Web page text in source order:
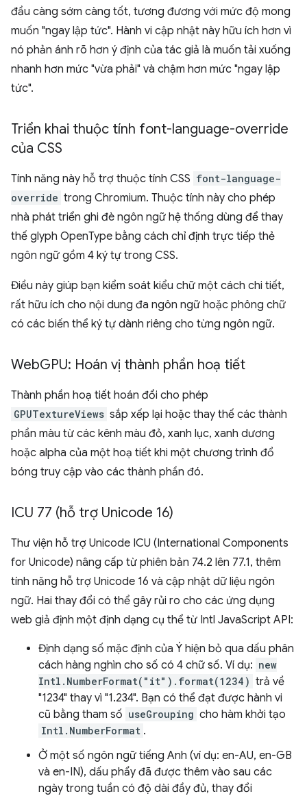
đầu càng sớm càng tốt, tương đương với mức độ mong
muốn "ngay lập tức". Hành vi cập nhật này hữu ích hơn vì
nó phản ánh rõ hơn ý định của tác giả là muốn tải xuống
nhanh hơn mức "vừa phải" và chậm hơn mức "ngay lập
tức".
Triển khai thuộc tính font-language-override
của CSS
Tính năng này hỗ trợ thuộc tính CSS font-language-
override trong Chromium. Thuộc tính này cho phép
nhà phát triển ghi đè ngôn ngữ hệ thống dùng để thay
thế glyph OpenType bằng cách chỉ định trực tiếp thẻ
ngôn ngữ gồm 4 ký tự trong CSS.
Điều này giúp bạn kiểm soát kiểu chữ một cách chi tiết,
rất hữu ích cho nội dung đa ngôn ngữ hoặc phông chữ
có các biến thể ký tự dành riêng cho từng ngôn ngữ.
WebGPU: Hoán vị thành phần hoạ tiết
Thành phần hoạ tiết hoán đổi cho phép
GPUTextureViews sắp xếp lại hoặc thay thế các thành
phần màu từ các kênh màu đỏ, xanh lục, xanh dương
hoặc alpha của một hoạ tiết khi một chương trình đổ
bóng truy cập vào các thành phần đó.
ICU 77 (hỗ trợ Unicode 16)
Thư viện hỗ trợ Unicode ICU (International Components
for Unicode) nâng cấp từ phiên bản 74.2 lên 77.1, thêm
tính năng hỗ trợ Unicode 16 và cập nhật dữ liệu ngôn
ngữ. Hai thay đổi có thể gây rủi ro cho các ứng dụng
web giả định một định dạng cụ thể từ Intl JavaScript API:
Định dạng số mặc định của Ý hiện bỏ qua dấu phân
cách hàng nghìn cho số có 4 chữ số. Ví dụ: new
Intl.NumberFormat("it").format(1234) trả về
"1234" thay vì "1.234". Bạn có thể đạt được hành vi
cũ bằng tham số useGrouping cho hàm khởi tạo
Intl.NumberFormat .
Ở một số ngôn ngữ tiếng Anh (ví dụ: en-AU, en-GB
và en-IN), dấu phẩy đã được thêm vào sau các
ngày trong tuần có độ dài đầy đủ, thay đổi